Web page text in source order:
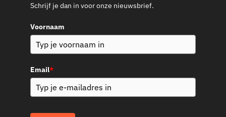
Schrijf je dan in voor onze nieuwsbrief.
Voornaam
Email*